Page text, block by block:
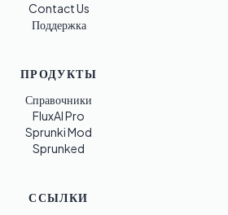
Contact Us
Поддержка
ПРОДУКТЫ
Справочники
FluxAI Pro
Sprunki Mod
Sprunked
ССЫЛКИ